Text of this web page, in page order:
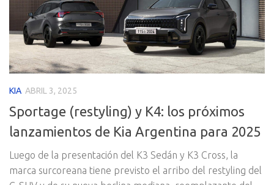
KIA ABRIL 3, 2025
Sportage (restyling) y K4: los próximos
lanzamientos de Kia Argentina para 2025
Luego de la presentación del K3 Sedán y K3 Cross, la
marca surcoreana tiene previsto el arribo del restyling del